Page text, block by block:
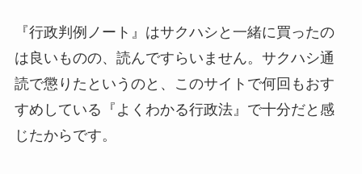
『行政判例ノート』はサクハシと一緒に買ったの
は良いものの、読んですらいません。サクハシ通
読で懲りたというのと、このサイトで何回もおす
すめしている『よくわかる行政法』で十分だと感
じたからです。